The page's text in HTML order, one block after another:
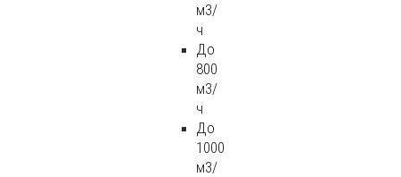
м3/
ч
До
800
м3/
ч
До
1000
м3/